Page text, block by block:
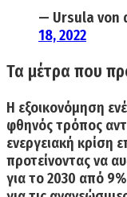
— Ursula von
18, 2022
Τα μέτρα που
Η εξοικονόμηση
φθηνός τρόπος
ενεργειακή κρίση
προτείνονταςνα
για το 2030 από